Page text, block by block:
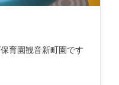
育園観音新町園です